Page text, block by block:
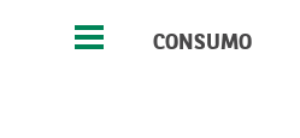
CONSUMO